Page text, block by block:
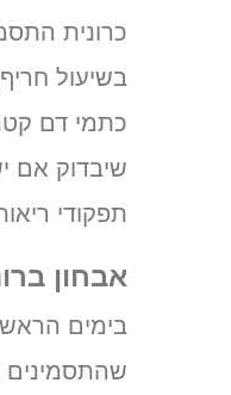
כרונית
בשיעול
כתמי דם
שיבדוק אם
תפקודי
אבחון
בימים
שהתסמינים